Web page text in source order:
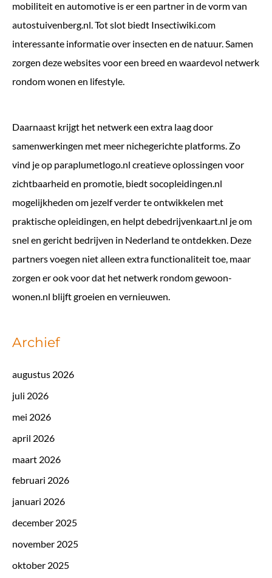
mobiliteit en automotive is er een partner in de vorm van
autostuivenberg.nl. Tot slot biedt Insectiwiki.com
interessante informatie over insecten en de natuur. Samen
zorgen deze websites voor een breed en waardevol netwerk
rondom wonen en lifestyle.
Daarnaast krijgt het netwerk een extra laag door
samenwerkingen met meer nichegerichte platforms. Zo
vind je op paraplumetlogo.nl creatieve oplossingen voor
zichtbaarheid en promotie, biedtsocopleidingen.nl
mogelijkheden om jezelf verder te ontwikkelen met
praktische opleidingen, en helptdebedrijvenkaart.nl je om
snel en gericht bedrijven in Nederland te ontdekken. Deze
partners voegen niet alleen extra functionaliteit toe, maar
zorgen er ook voor dat het netwerk rondom gewoon-
wonen.nl blijft groeien en vernieuwen.
Archief
augustus 2026
juli 2026
mei 2026
april 2026
maart 2026
februari 2026
januari 2026
december 2025
november 2025
oktober 2025